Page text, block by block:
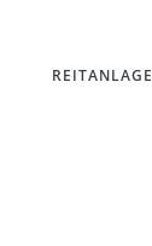
REITANLAGE